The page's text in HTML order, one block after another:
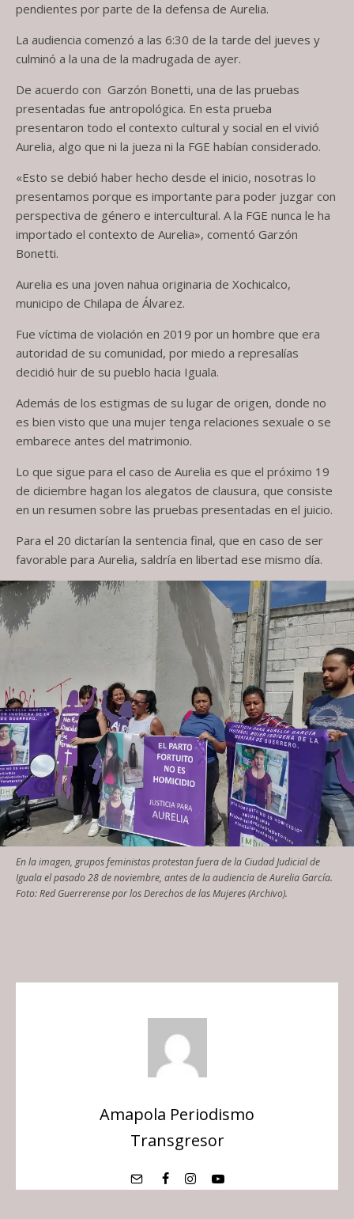
pendientes por parte de la defensa de Aurelia.
La audiencia comenzó a las 6:30 de la tarde del jueves y
culminó a la una de la madrugada de ayer.
De acuerdo con Garzón Bonetti, una de las pruebas
presentadas fue antropológica. En esta prueba
presentaron todo el contexto cultural y social en el vivió
Aurelia, algo que ni la jueza ni la FGE habían considerado.
«Esto se debió haber hecho desde el inicio, nosotras lo
presentamos porque es importante para poder juzgar con
perspectiva de género e intercultural. A la FGE nunca le ha
importado el contexto de Aurelia», comentó Garzón
Bonetti.
Aurelia es una joven nahua originaria de Xochicalco,
municipo de Chilapa de Álvarez.
Fue víctima de violación en 2019 por un hombre que era
autoridad de su comunidad, por miedo a represalías
decidió huir de su pueblo hacia Iguala.
Además de los estigmas de su lugar de origen, donde no
es bien visto que una mujer tenga relaciones sexuale o se
embarece antes del matrimonio.
Lo que sigue para el caso de Aurelia es que el próximo 19
de diciembre hagan los alegatos de clausura, que consiste
en un resumen sobre las pruebas presentadas en el juicio.
Para el 20 dictarían la sentencia final, que en caso de ser
favorable para Aurelia, saldría en libertad ese mismo día.
En la imagen, grupos feministas protestan fuera de la Ciudad Judicial de
Iguala el pasado 28 de noviembre, antes de la audiencia de Aurelia García.
Foto: Red Guerrerense por los Derechos de las Mujeres (Archivo).
Amapola Periodismo
Transgresor